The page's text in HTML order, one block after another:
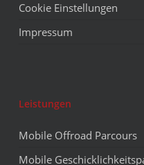
Cookie Einstellungen
Impressum
Leistungen
Mobile Offroad Parcours
Mobile